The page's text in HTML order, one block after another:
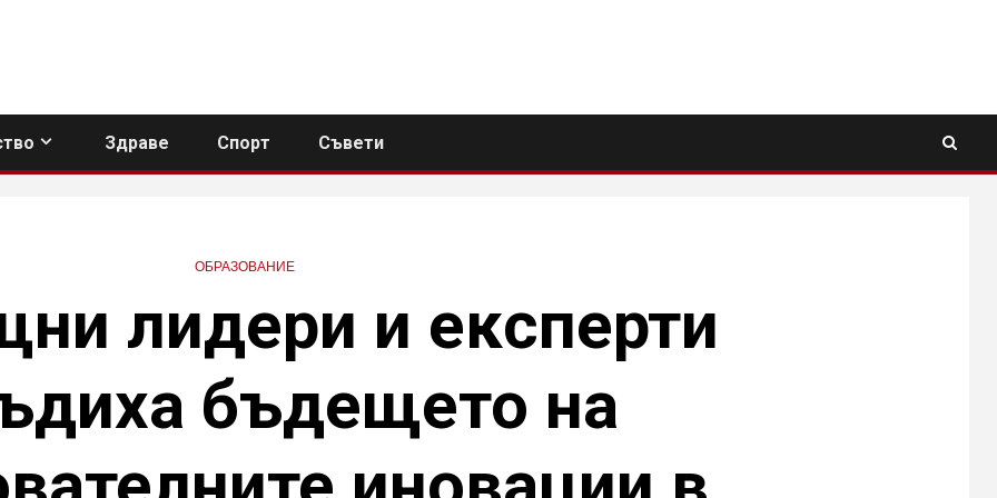
Здраве Спорт Съвети
ОБРАЗОВАНИЕ
лидери и експерти
бъдещето на